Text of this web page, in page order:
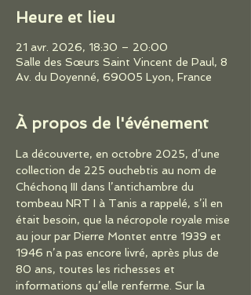
Heure et lieu
21 avr. 2026, 18:30 – 20:00
Salle des Sœurs Saint Vincent de Paul, 8
Av. du Doyenné, 69005 Lyon, France
À propos de l'événement
La découverte, en octobre 2025, d’une
collection de 225 ouchebtis au nom de
Chéchonq III dans l’antichambre du
tombeau NRT I à Tanis a rappelé, s’il en
était besoin, que la nécropole royale mise
au jour par Pierre Montet entre 1939 et
1946 n’a pas encore livré, après plus de
80 ans, toutes les richesses et
informations qu’elle renferme. Sur la